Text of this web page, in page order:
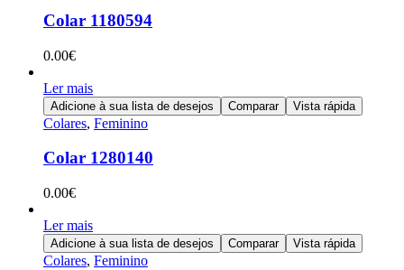
Colar 1180594
0.00€
Ler mais
Adicione à sua lista de desejos Comparar Vista rápida
Colares, Feminino
Colar 1280140
0.00€
Ler mais
Adicione à sua lista de desejos Comparar Vista rápida
Colares, Feminino